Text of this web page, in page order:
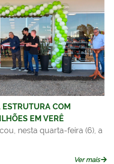
COM
EM VERÊ
nesta quarta-feira (6), a
Ver mais